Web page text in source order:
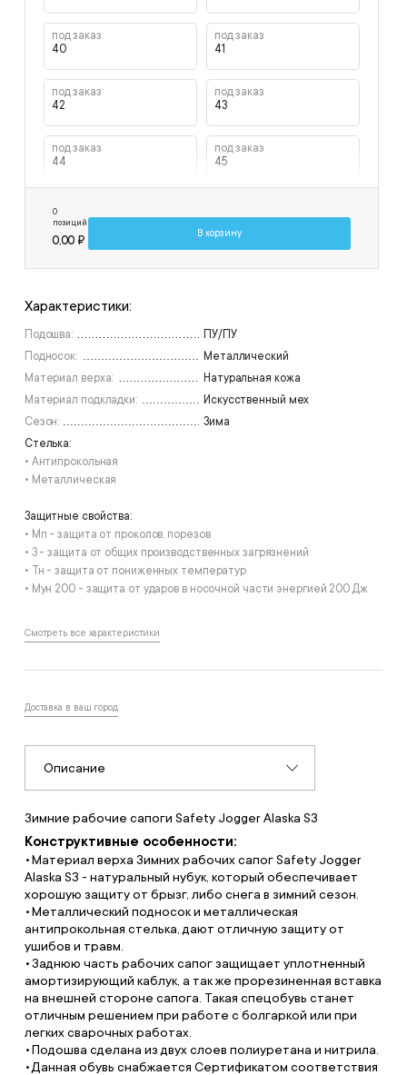
под заказ
40
под заказ
41
под заказ
42
под заказ
43
под заказ
44
под заказ
45
46
47
0
позиций
0,00 ₽
В корзину
Характеристики:
Подошва:
ПУ/ПУ
Подносок:
Металлический
Материал верха:
Натуральная кожа
Материал подкладки:
Искусственный мех
Сезон:
Зима
Стелька:
• Антипрокольная
• Металлическая
Защитные свойства:
• Мп - защита от проколов, порезов
• З - защита от общих производственных загрязнений
• Тн - защита от пониженных температур
• Мун 200 - защита от ударов в носочной части энергией 200 Дж
Смотреть все характеристики
Доставка в ваш город
Описание
Зимние рабочие сапоги Safety Jogger Alaska S3
Конструктивные особенности:
Материал верха Зимних рабочих сапог Safety Jogger
Alaska S3 - натуральный нубук, который обеспечивает
хорошую защиту от брызг, либо снега в зимний сезон.
Металлический подносок и металлическая
антипрокольная стелька, дают отличную защиту от
ушибов и травм.
Заднюю часть рабочих сапог защищает уплотненный
амортизирующий каблук, а так же прорезиненная вставка
на внешней стороне сапога. Такая спецобувь станет
отличным решением при работе с болгаркой или при
легких сварочных работах.
Подошва сделана из двух слоев полиуретана и нитрила.
Данная обувь снабжается Сертификатом соответствия